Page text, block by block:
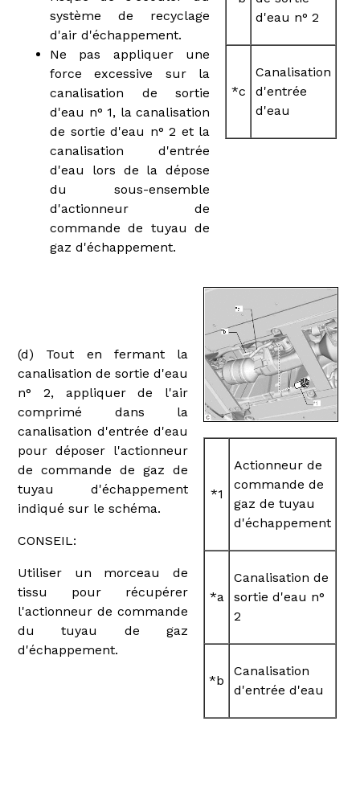
système de recyclage
d'air d'échappement.
Ne pas appliquer une
force excessive sur la
canalisation de sortie
d'eau n° 1, la canalisation
de sortie d'eau n° 2 et la
canalisation d'entrée
d'eau lors de la dépose
du sous-ensemble
d'actionneur de
commande de tuyau de
gaz d'échappement.
d'eau n° 2
*c
Canalisation
d'entrée
d'eau
(d) Tout en fermant la
canalisation de sortie d'eau
n° 2, appliquer de l'air
comprimé dans la
canalisation d'entrée d'eau
pour déposer l'actionneur
de commande de gaz de
tuyau d'échappement
indiqué sur le schéma.
CONSEIL:
Utiliser un morceau de
tissu pour récupérer
l'actionneur de commande
du tuyau de gaz
d'échappement.
*1
Actionneur de
commande de
gaz de tuyau
d'échappement
*a
Canalisation de
sortie d'eau n°
2
*b
Canalisation
d'entrée d'eau